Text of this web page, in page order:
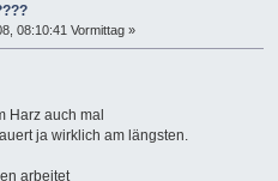
08:10:41 Vormittag »
Harz auch mal
ja wirklich am längsten.
arbeitet